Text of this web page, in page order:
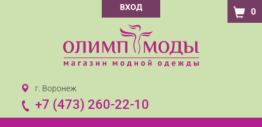
ВХОД 0
г. Воронеж
+7 (473) 260-22-10